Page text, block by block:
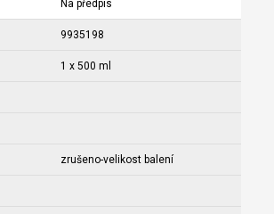
Na předpis
9935198
1 x 500 ml
zrušeno-velikost balení